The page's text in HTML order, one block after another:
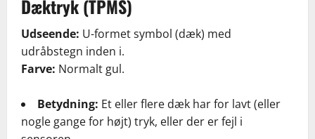
Dæktryk (TPMS)
Udseende: U-formet symbol (dæk) med
udråbstegn inden i.
Farve: Normalt gul.
Betydning: Et eller flere dæk har for lavt (eller
nogle gange for højt) tryk, eller der er fejl i